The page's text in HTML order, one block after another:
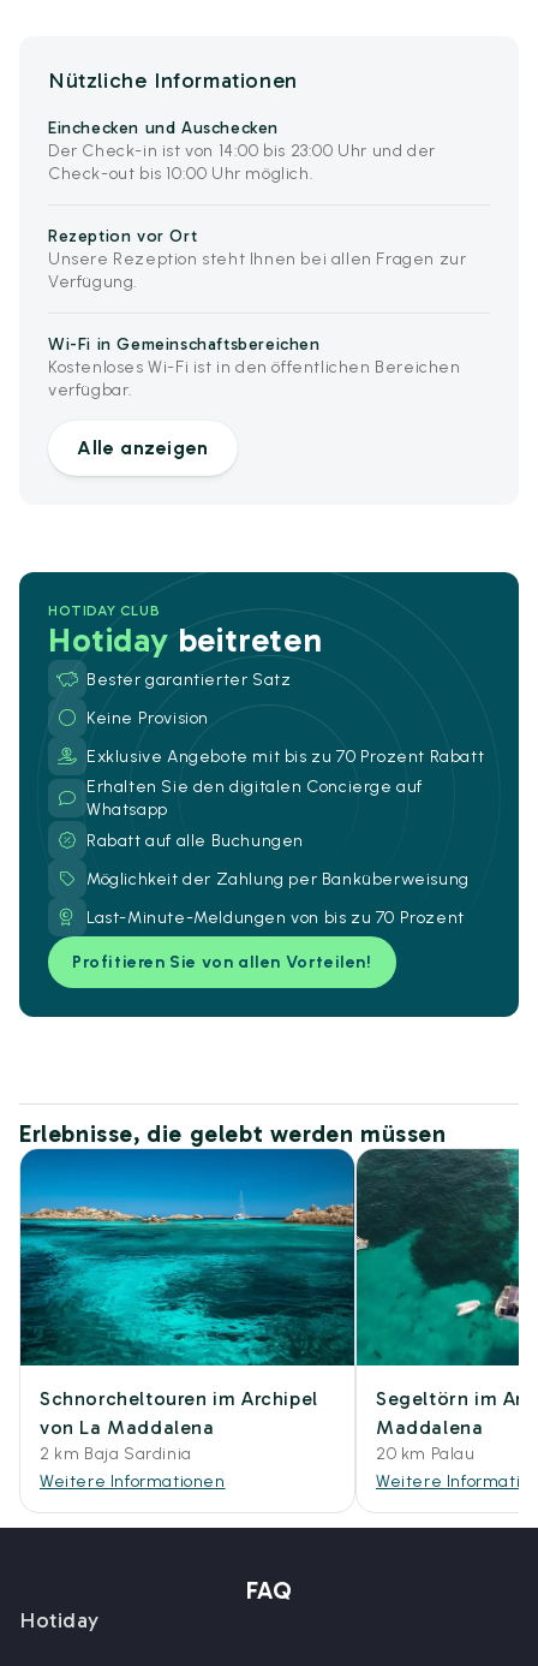
Nützliche Informationen
Einchecken und Auschecken
Der Check-in ist von 14:00 bis 23:00 Uhr und der
Check-out bis 10:00 Uhr möglich.
Rezeption vor Ort
Unsere Rezeption steht Ihnen bei allen Fragen zur
Verfügung.
Wi-Fi in Gemeinschaftsbereichen
Kostenloses Wi-Fi ist in den öffentlichen Bereichen
verfügbar.
Alle anzeigen
HOTIDAY CLUB
Hotidaybeitreten
Bester garantierter Satz
Keine Provision
Exklusive Angebote mit bis zu 70 Prozent Rabatt
Erhalten Sie den digitalen Concierge auf
Whatsapp
Rabatt auf alle Buchungen
Möglichkeit der Zahlung per Banküberweisung
Last-Minute-Meldungen von bis zu 70 Prozent
Profitieren Sie von allen Vorteilen!
Erlebnisse, die gelebt werden müssen
Schnorcheltouren im Archipel
von La Maddalena
2 km Baja Sardinia
Weitere Informationen
Segeltörn im
Maddalena
20 km Palau
Weitere
FAQ
Hotiday